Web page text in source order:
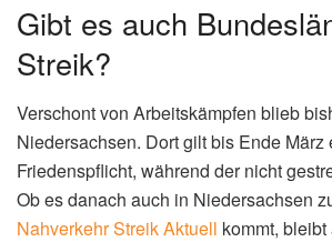
Gibt es auch
Streik?
Verschont von Arbeitskämpfen blieb
Niedersachsen. Dort gilt bis Ende März
Friedenspflicht, während der nicht
Ob es danach auch in Niedersachsen
Nahverkehr Streik Aktuell kommt,